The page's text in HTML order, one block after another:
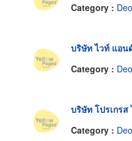
Category :
บริษัท ไวท์ แอ
Category :
บริษัท โปรเกร
Category :